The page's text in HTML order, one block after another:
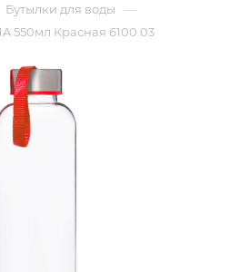
Бутылки для воды —
550мл Красная 6100.03